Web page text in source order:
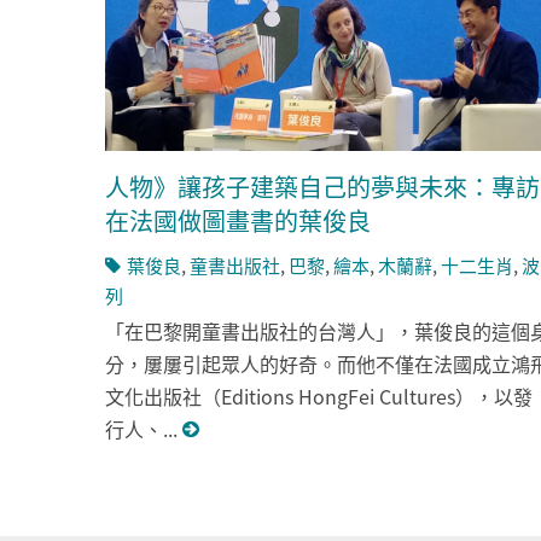
人物》讓孩子建築自己的夢與未來：專訪
在法國做圖畫書的葉俊良
葉俊良,童書出版社, 巴黎,繪本, 木蘭辭,十二生肖,波
列
「在巴黎開童書出版社的台灣人」，葉俊良的這個
分，屢屢引起眾人的好奇。而他不僅在法國成立鴻
文化出版社（Editions HongFei Cultures），以發
行人、...